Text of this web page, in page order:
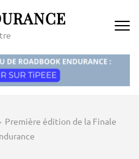
Première édition de la Finale